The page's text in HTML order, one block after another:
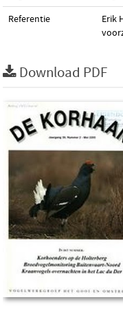
Referentie
Erik
Download PDF